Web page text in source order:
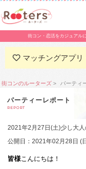
街コン・恋活をカジュアル
マッチングアプリ
街コンのルーターズ パーティ
パーティーレポート
REPORT
2021年2月27日(土)少し大
公開日：2021年02月28日 (
皆様こんにちは！